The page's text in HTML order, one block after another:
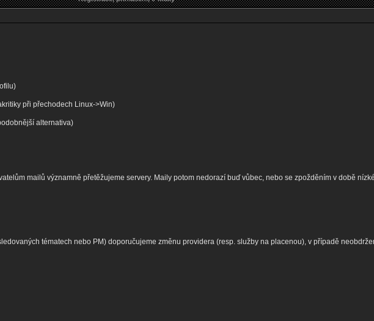
při přechodech Linux->Win)
alternativa)
mailů významně přetěžujeme servery. Maily potom nedorazí buď vůbec, nebo se zpožděním v době
tématech nebo PM) doporučujeme změnu providera (resp. služby na placenou), v případě